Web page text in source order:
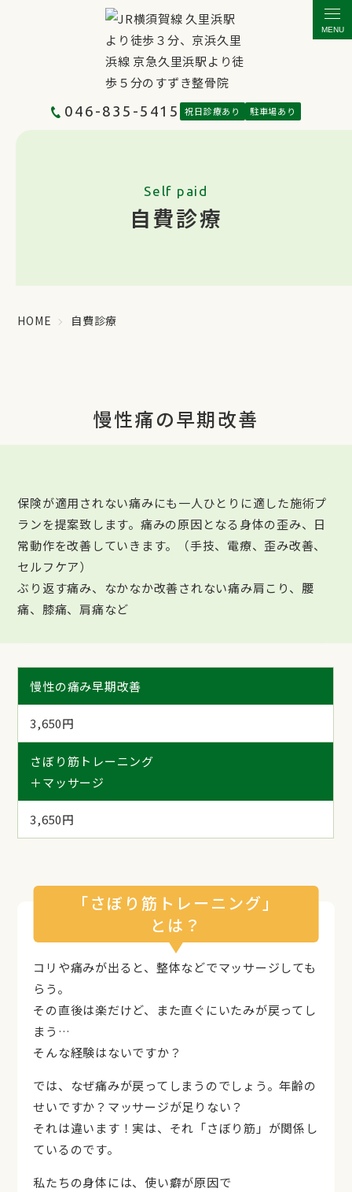
046-835-5415 祝日診療あり 駐車場あり
MENU
Self paid
自費診療
HOME 自費診療
慢性痛の早期改善
保険が適用されない痛みにも一人ひとりに適した施術プ
ランを提案致します。痛みの原因となる身体の歪み、日
常動作を改善していきます。（手技、電療、歪み改善、
セルフケア）
ぶり返す痛み、なかなか改善されない痛み肩こり、腰
痛、膝痛、肩痛など
慢性の痛み早期改善
3,650円
さぼり筋トレーニング
＋マッサージ
3,650円
「さぼり筋トレーニング」
とは？
コリや痛みが出ると、整体などでマッサージしても
らう。
その直後は楽だけど、また直ぐにいたみが戻ってし
まう…
そんな経験はないですか？
では、なぜ痛みが戻ってしまうのでしょう。年齢の
せいですか？マッサージが足りない？
それは違います！実は、それ「さぼり筋」が関係し
ているのです。
私たちの身体には、使い癖が原因で